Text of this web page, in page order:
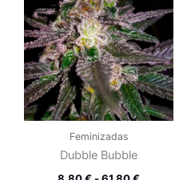
Feminizadas
Dubble Bubble
desde
8,80 €
hasta
61,80 €